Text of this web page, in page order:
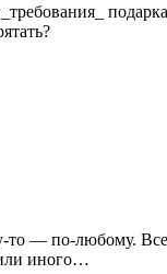
_требования_
то — по-любому.
иного…